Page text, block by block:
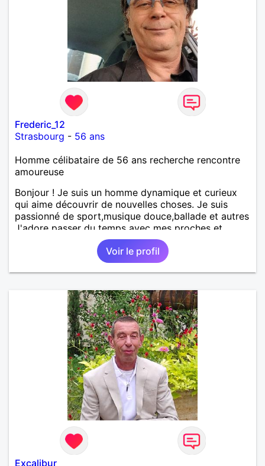
Frederic_12
Strasbourg - 56 ans
Homme célibataire de 56 ans recherche rencontre
amoureuse
Bonjour ! Je suis un homme dynamique et curieux
qui aime découvrir de nouvelles choses. Je suis
passionné de sport,musique douce,ballade et autres
J'adore passer du temps avec mes proches et
partager des moments inoubliables.
Voir le profil
Excalibur